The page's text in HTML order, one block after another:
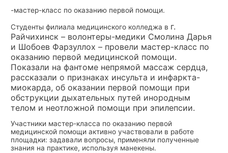
-мастер-класс по оказанию первой помощи.
Студенты филиала медицинского колледжа в г.
Райчихинск – волонтеры-медики Смолина Дарья
и Шобоев Фарзуллох – провели мастер-класс по
оказанию первой медицинской помощи.
Показали на фантоме непрямой массаж сердца,
рассказали о признаках инсульта и инфаркта-
миокарда, об оказании первой помощи при
обструкции дыхательных путей инородным
телом и неотложной помощи при эпилепсии.
Участники мастер-класса по оказанию первой
медицинской помощи активно участвовали в работе
площадки: задавали вопросы, применяли полученные
знания на практике, используя манекены.